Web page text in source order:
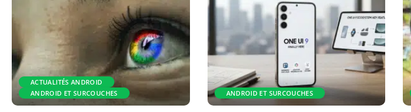
ACTUALITÉS ANDROID
ANDROID ET SURCOUCHES
ANDROID ET SURCOUCHES